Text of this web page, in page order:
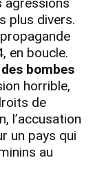
plus divers.
en boucle.
bombes
horrible,
de
l’accusation
un pays qui
au